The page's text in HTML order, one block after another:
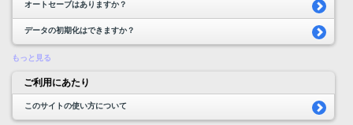
オートセーブはありますか？
データの初期化はできますか？
もっと見る
ご利用にあたり
このサイトの使い方について